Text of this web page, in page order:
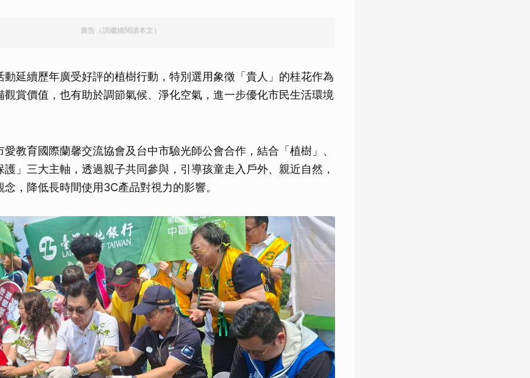
廣告（請繼續閱讀本文）
動延續歷年廣受好評的植樹行動，特別選用象徵「貴人」的桂花作為
觀賞價值，也有助於調節氣候、淨化空氣，進一步優化市民生活環境
教育國際蘭馨交流協會及台中市驗光師公會合作，結合「植樹」、
護」三大主軸，透過親子共同參與，引導孩童走入戶外、親近自然，
，降低長時間使用3C產品對視力的影響。